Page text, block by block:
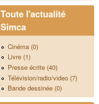
Toute l'actualité
Simca
Cinéma (0)
Livre (1)
Presse écrite (40)
Télévision/radio/video (7)
Bande dessinée (0)